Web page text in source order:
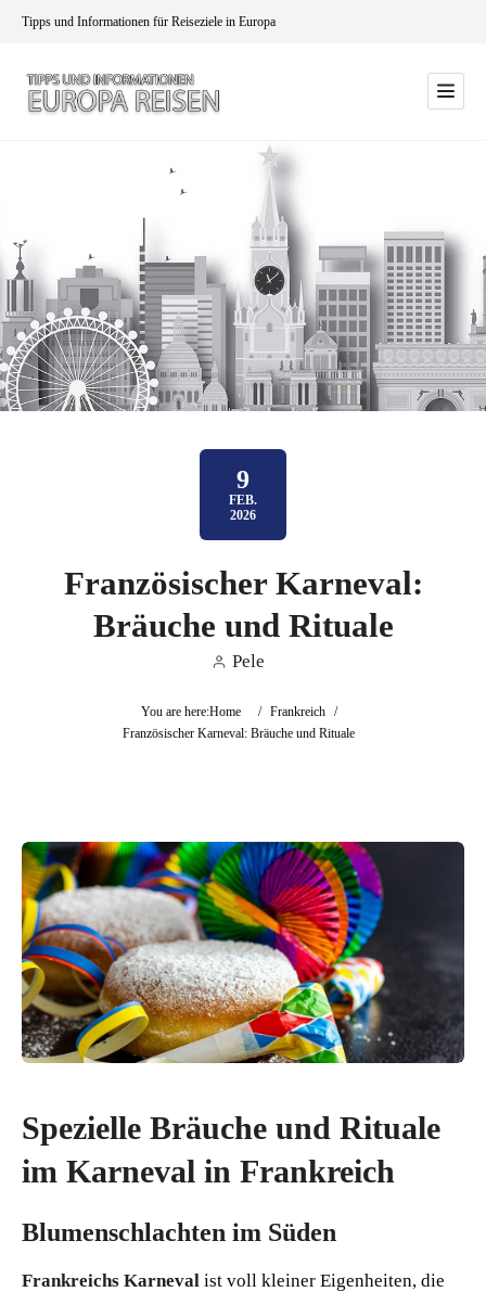
Tipps und Informationen für Reiseziele in Europa
9
FEB.
2026
Französischer Karneval:
Bräuche und Rituale
Pele
You are here:Home / Frankreich
/
Französischer Karneval: Bräuche und Rituale
Spezielle Bräuche und Rituale
im Karneval in Frankreich
Blumenschlachten im Süden
Frankreichs Karneval ist voll kleiner Eigenheiten, die